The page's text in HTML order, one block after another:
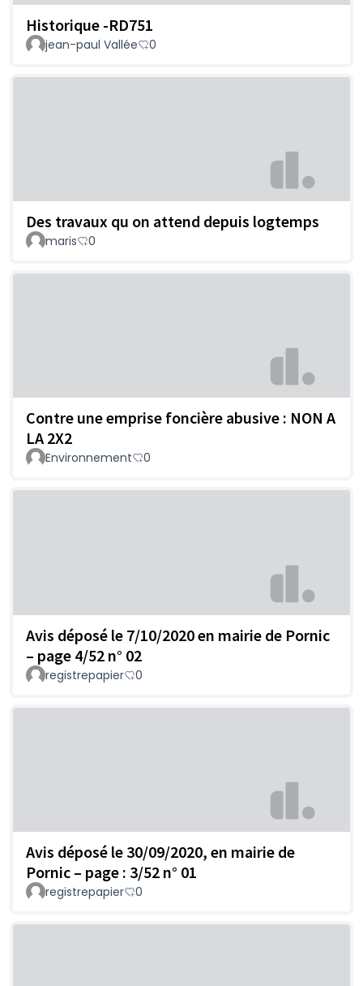
Historique -RD751
jean-paul Vallée 0
Des travaux qu on attend depuis logtemps
maris 0
Contre une emprise foncière abusive : NON A
LA 2X2
Environnement 0
Avis déposé le 7/10/2020 en mairie de Pornic
– page 4/52 n° 02
registrepapier 0
Avis déposé le 30/09/2020, en mairie de
Pornic – page : 3/52 n° 01
registrepapier 0